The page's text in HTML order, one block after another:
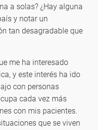
a solas? ¿Hay alguna
y notar un
tan desagradable que
me ha interesado
y este interés ha ido
con personas
cada vez más
con mis pacientes.
que se viven